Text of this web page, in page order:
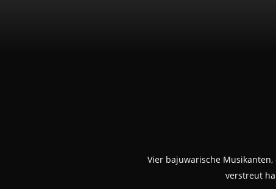
Vier bajuwarische
verstreut